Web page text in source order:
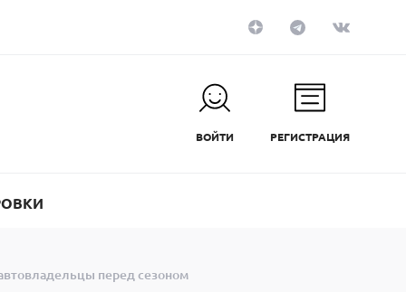
ВОЙТИ РЕГИСТРАЦИЯ
перед сезоном